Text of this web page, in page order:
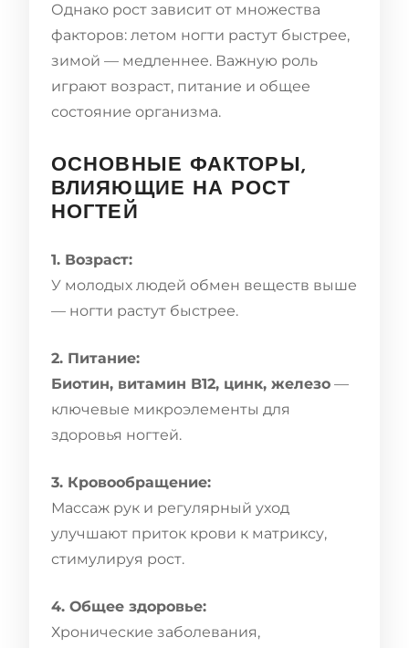
Однако рост зависит от множества
факторов: летом ногти растут быстрее,
зимой — медленнее. Важную роль
играют возраст, питание и общее
состояние организма.
ОСНОВНЫЕ ФАКТОРЫ,
ВЛИЯЮЩИЕ НА РОСТ
НОГТЕЙ
1. Возраст:
У молодых людей обмен веществ выше
— ногти растут быстрее.
2. Питание:
Биотин, витамин B12, цинк, железо —
ключевые микроэлементы для
здоровья ногтей.
3. Кровообращение:
Массаж рук и регулярный уход
улучшают приток крови к матриксу,
стимулируя рост.
4. Общее здоровье:
Хронические заболевания,